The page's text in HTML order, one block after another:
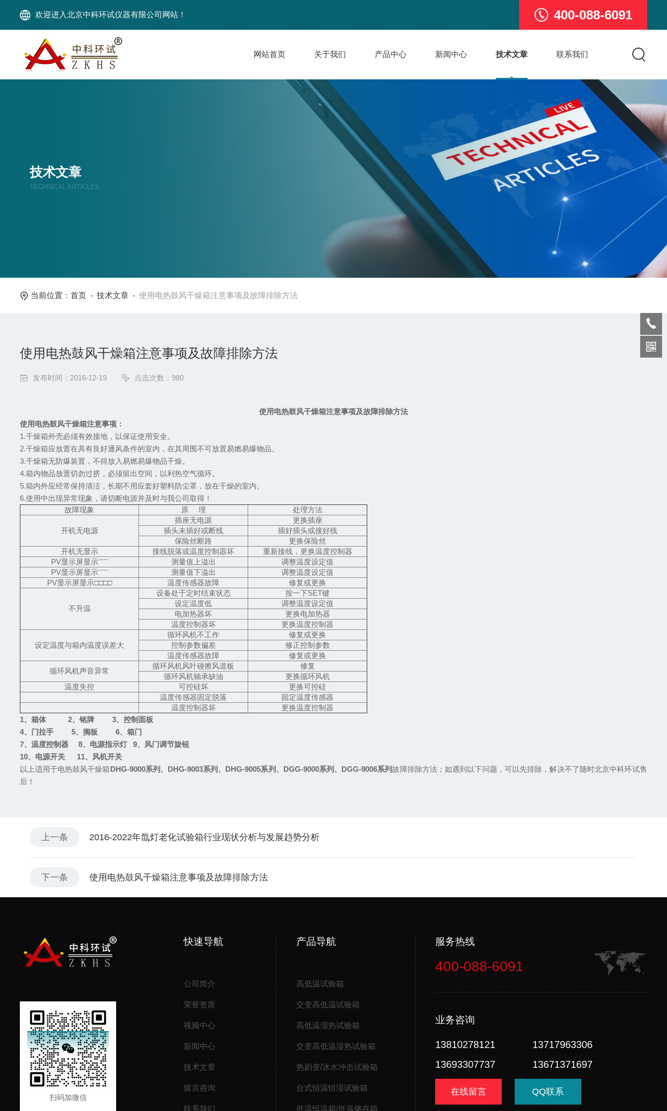
欢迎进入北京中科环试仪器有限公司网站！ 400-088-6091
网站首页 关于我们 产品中心 新闻中心 技术文章 联系我们
技术文章
TECHNICAL ARTICLES
当前位置：首页 -技术文章 -使用电热鼓风干燥箱注意事项及故障排除方法
使用电热鼓风干燥箱注意事项及故障排除方法
发布时间：2016-12-19 点击次数：980
使用电热鼓风干燥箱注意事项及故障排除方法
使用电热鼓风干燥箱注意事项：
1.干燥箱外壳必须有效接地，以保证使用安全。
2.干燥箱应放置在具有良好通风条件的室内，在其周围不可放置易燃易爆物品。
3.干燥箱无防爆装置，不得放入易燃易爆物品干燥。
4.箱内物品放置切勿过挤，必须留出空间，以利热空气循环。
5.箱内外应经常保持清洁，长期不用应套好塑料防尘罩，放在干燥的室内。
6.使用中出现异常现象，请切断电源并及时与我公司取得！
故障现象
原 理 处理方法
开机无电源
插座无电源
更换插座
插头未插好或断线
插好插头或接好线
保险丝断路
更换保险丝
开机无显示
接线脱落或温度控制器坏
重新接线，更换温度控制器
PV显示屏显示ˉˉˉˉ
测量值上溢出
调整温度设定值
PV显示屏显示ˉˉˉˉ
测量值下溢出
调整温度设定值
PV显示屏显示□□□□
温度传感器故障 修复或更换
不升温
设备处于定时结束状态
按一下SET键
设定温度低
调整温度设定值
电加热器坏
更换电加热器
温度控制器坏
更换温度控制器
设定温度与箱内温度误差大
循环风机不工作
修复或更换
控制参数偏差
修正控制参数
温度传感器故障
修复或更换
循环风机声音异常
循环风机风叶碰擦风道板
修复
循环风机轴承缺油
更换循环风机
温度失控
可控硅坏
更换可控硅
温度传感器固定脱落
固定温度传感器
温度控制器坏
更换温度控制器
1、箱体 2、铭牌 3、控制面板
4、门拉手 5、搁板 6、箱门
7、温度控制器 8、电源指示灯 9、风门调节旋钮
10、电源开关 11、风机开关
以上适用于电热鼓风干燥箱DHG-9000系列、DHG-9003系列、DHG-9005系列、DGG-9000系列、DGG-9006系列故障排除方法；如遇到以下问题，可以先排除，解决不了随时北京中科环试售
后！
上一条 2016-2022年氙灯老化试验箱行业现状分析与发展趋势分析
下一条 使用电热鼓风干燥箱注意事项及故障排除方法
扫码加微信
快速导航
公司简介
荣誉资质
视频中心
新闻中心
技术文章
留言咨询
联系我们
产品导航
高低温试验箱
交变高低温试验箱
高低温湿热试验箱
交变高低温湿热试验箱
热剧变/冰水冲击试验箱
台式恒温恒湿试验箱
低温恒温箱/低温储存箱
服务热线
400-088-6091
业务咨询
13810278121
13717963306
13693307737
13671371697
在线留言 QQ联系